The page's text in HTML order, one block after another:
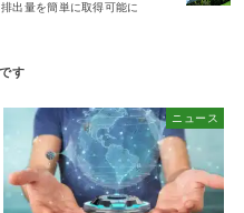
排出量を簡単に取得可能に
ニュース